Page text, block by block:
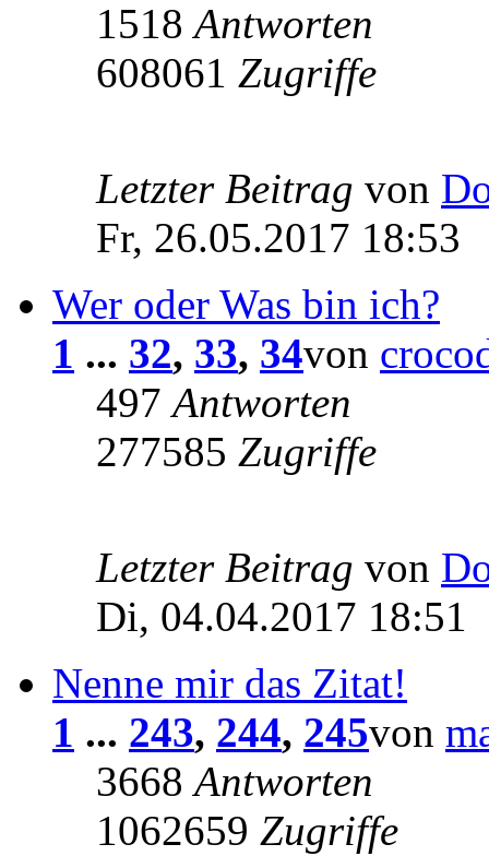
1518Antworten
608061 Zugriffe
Letzter Beitrag von
Fr, 26.05.2017 18:53
Wer oder Was bin ich?
1 ... 32, 33, 34von
497Antworten
277585 Zugriffe
Letzter Beitrag von
Di, 04.04.2017 18:51
Nenne mir das Zitat!
1 ... 243, 244, 245von
3668Antworten
1062659 Zugriffe